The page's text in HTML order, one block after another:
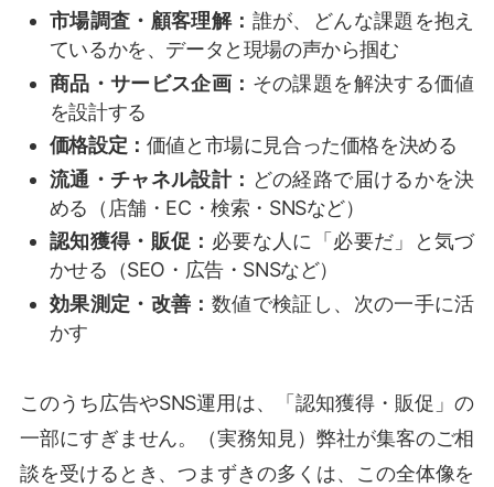
市場調査・顧客理解： 誰が、どんな課題を抱え
ているかを、データと現場の声から掴む
商品・サービス企画： その課題を解決する価値
を設計する
価格設定： 価値と市場に見合った価格を決める
流通・チャネル設計： どの経路で届けるかを決
める（店舗・EC・検索・SNSなど）
認知獲得・販促： 必要な人に「必要だ」と気づ
かせる（SEO・広告・SNSなど）
効果測定・改善： 数値で検証し、次の一手に活
かす
このうち広告やSNS運用は、「認知獲得・販促」の
一部にすぎません。（実務知見）弊社が集客のご相
談を受けるとき、つまずきの多くは、この全体像を